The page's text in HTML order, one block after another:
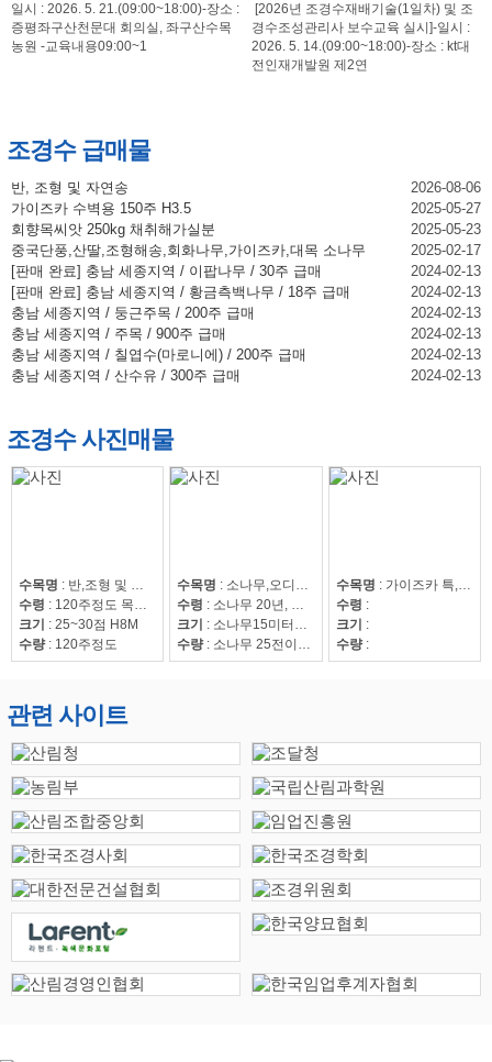
일시 : 2026. 5. 21.(09:00~18:00)-장소 :
증평좌구산천문대 회의실, 좌구산수목
농원 -교육내용09:00~1
[2026년 조경수재배기술(1일차) 및 조
경수조성관리사 보수교육 실시]-일시 :
2026. 5. 14.(09:00~18:00)-장소 : kt대
전인재개발원 제2연
조경수 급매물
반, 조형 및 자연송
2026-08-06
가이즈카 수벽용 150주 H3.5
2025-05-27
회향목씨앗 250kg 채취해가실분
2025-05-23
중국단풍,산딸,조형해송,회화나무,가이즈카,대목 소나무
2025-02-17
[판매 완료] 충남 세종지역 / 이팝나무 / 30주 급매
2024-02-13
[판매 완료] 충남 세종지역 / 황금측백나무 / 18주 급매
2024-02-13
충남 세종지역 / 둥근주목 / 200주 급매
2024-02-13
충남 세종지역 / 주목 / 900주 급매
2024-02-13
충남 세종지역 / 칠엽수(마로니에) / 200주 급매
2024-02-13
충남 세종지역 / 산수유 / 300주 급매
2024-02-13
조경수 사진매물
수목명 : 반,조형 및 자연송
수령 : 120주정도 목대 50만
크기 : 25~30점 H8M
수량 : 120주정도
수목명 : 소나무,오디뽕나무
수령 : 소나무 20년, 오디뽕나무7년
크기 : 소나무15미터이상
수량 : 소나무 25전이상85수, 25전이하220수, 뽕나무 42수
수목명 : 가이즈카 특,회화15~30,조형해송,중국단풍 특 20점,해송8~20,느티나무20~50,회화15~30
수령 :
크기 :
수량 :
관련 사이트